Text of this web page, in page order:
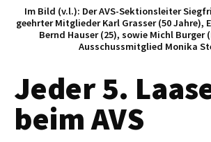
Im Bild (v.l.): Der AVS-Sektionsleiter
geehrter Mitglieder Karl Grasser (50 Jahre),
Bernd Hauser (25), sowie Michl Burger
Ausschussmitglied Monika
Jeder 5.
beim AVS